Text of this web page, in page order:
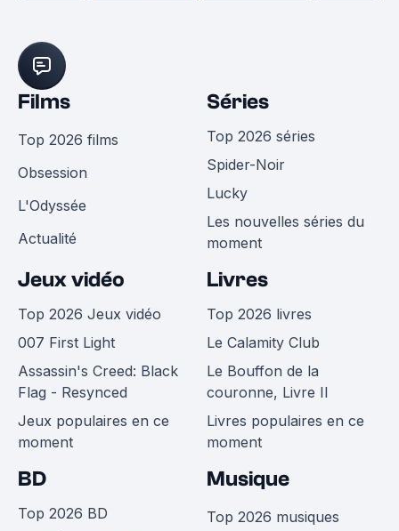
Films
Top 2026 films
Obsession
L'Odyssée
Actualité
Séries
Top 2026 séries
Spider-Noir
Lucky
Les nouvelles séries du
moment
Jeux vidéo
Top 2026 Jeux vidéo
007 First Light
Assassin's Creed: Black
Flag - Resynced
Jeux populaires en ce
moment
Livres
Top 2026 livres
Le Calamity Club
Le Bouffon de la
couronne, Livre II
Livres populaires en ce
moment
BD
Top 2026 BD
Musique
Top 2026 musiques